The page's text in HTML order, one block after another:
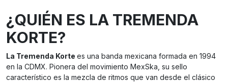
¿QUIÉN ES LA TREMENDA
KORTE?
La Tremenda Korte es una banda mexicana formada en 1994
en la CDMX. Pionera del movimiento MexSka, su sello
característico es la mezcla de ritmos que van desde el clásico